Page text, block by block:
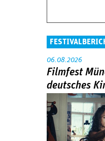
06.08.2026
Filmfest
deutsches